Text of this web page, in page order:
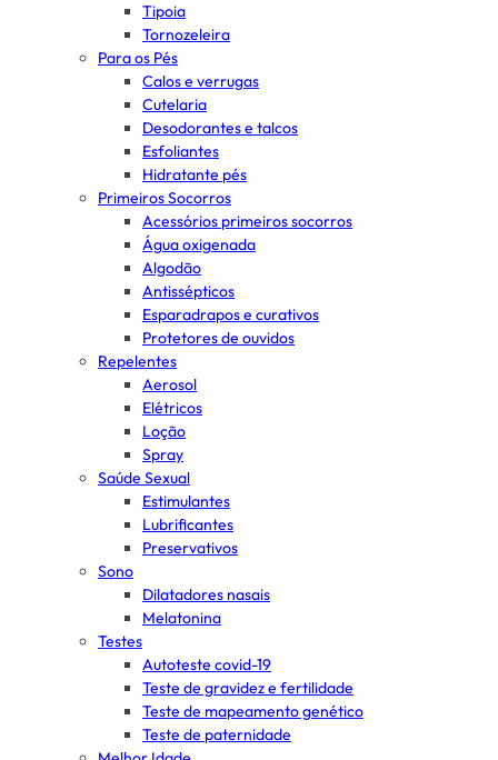
Tipoia
Tornozeleira
Para os Pés
Calos e verrugas
Cutelaria
Desodorantes e talcos
Esfoliantes
Hidratante pés
Primeiros Socorros
Acessórios primeiros socorros
Água oxigenada
Algodão
Antissépticos
Esparadrapos e curativos
Protetores de ouvidos
Repelentes
Aerosol
Elétricos
Loção
Spray
Saúde Sexual
Estimulantes
Lubrificantes
Preservativos
Sono
Dilatadores nasais
Melatonina
Testes
Autoteste covid-19
Teste de gravidez e fertilidade
Teste de mapeamento genético
Teste de paternidade